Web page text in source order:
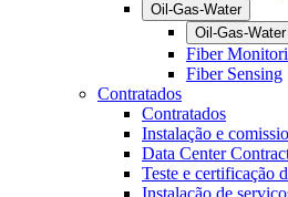
Oil-Gas-Water
Oil-Gas-Water
Fiber
Fiber Sensing
Contratados
Contratados
Instalação e
Data Center
Teste e certificação